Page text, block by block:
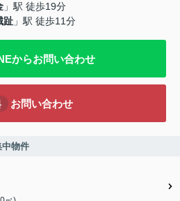
」駅 徒歩19分
趾 」駅 徒歩11分
からお問い合わせ
お問い合わせ
中物件